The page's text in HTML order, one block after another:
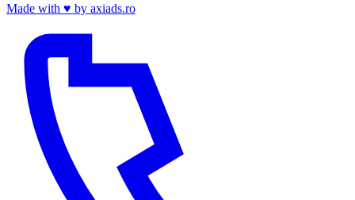
Made with ♥ by axiads.ro